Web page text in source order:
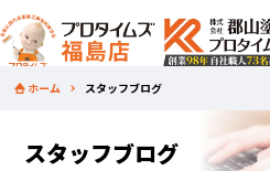
ホーム スタッフブログ
スタッフブログ